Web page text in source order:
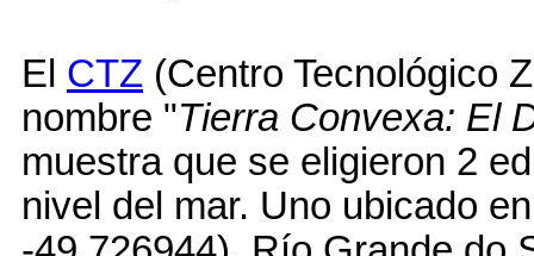
El CTZ (Centro Tecnológico
nombre "Tierra Convexa: El
muestra que se eligieron 2
nivel del mar. Uno ubicado